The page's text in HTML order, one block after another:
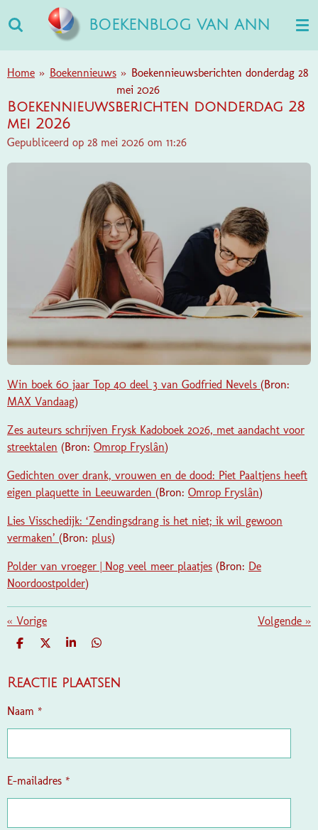
direct
naar
de
BOEKENBLOG VAN ANN
Home » Boekennieuws » Boekennieuwsberichten donderdag 28
mei 2026
Boekennieuwsberichten donderdag 28
mei 2026
Gepubliceerd op 28 mei 2026 om 11:26
Win boek 60 jaar Top 40 deel 3 van Godfried Nevels (Bron:
MAX Vandaag)
Zes auteurs schrijven Frysk Kadoboek 2026, met aandacht voor
streektalen (Bron: Omrop Fryslân)
Gedichten over drank, vrouwen en de dood: Piet Paaltjens heeft
eigen plaquette in Leeuwarden (Bron: Omrop Fryslân)
Lies Visschedijk: ‘Zendingsdrang is het niet; ik wil ­gewoon
vermaken’ (Bron: plus)
Polder van vroeger | Nog veel meer plaatjes (Bron: De
Noordoostpolder)
« Vorige Volgende »
D
E
D
L
S
R
D
E
Reactie plaatsen
Naam *
E-mailadres *